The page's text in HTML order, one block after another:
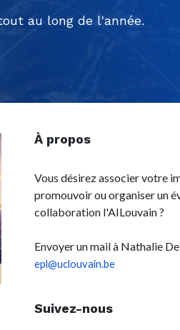
au long de l'année.
À propos
Vous désirez associer votre
promouvoir ou organiser un
collaboration l'AILouvain ?
Envoyer un mail à Nathalie
epl@uclouvain.be
Suivez-nous